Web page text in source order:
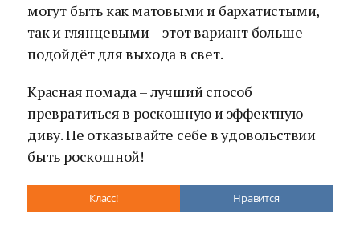
могут быть как матовыми и бархатистыми,
так и глянцевыми – этот вариант больше
подойдёт для выхода в свет.
Красная помада – лучший способ
превратиться в роскошную и эффектную
диву. Не отказывайте себе в удовольствии
быть роскошной!
Класс! Нравится